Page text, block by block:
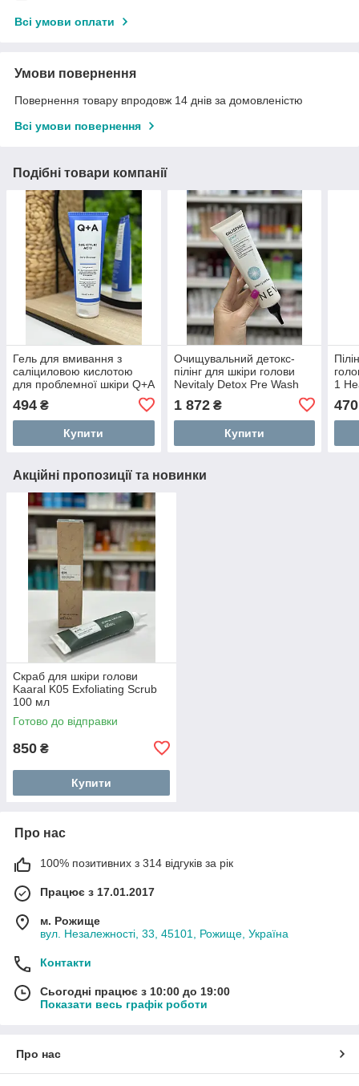
Всі умови оплати
Умови повернення
Повернення товару впродовж 14 днів за домовленістю
Всі умови повернення
Подібні товари компанії
Гель для вмивання з
саліциловою кислотою
для проблемної шкіри Q+A
Salicylic Acid Daily Cleanser
125 мл
494 ₴
Купити
Очищувальний детокс-
пілінг для шкіри голови
Nevitaly Detox Pre Wash
1 872₴
Купити
1
470
Акційні пропозиції та новинки
Скраб для шкіри голови
Kaaral K05 Exfoliating Scrub
100 мл
Готово до відправки
850 ₴
Купити
Про нас
100% позитивних з 314 відгуків за рік
Працює з 17.01.2017
м. Рожище
вул. Незалежності, 33, 45101, Рожище, Україна
Контакти
Сьогодні працює з 10:00 до 19:00
Показати весь графік роботи
Про нас